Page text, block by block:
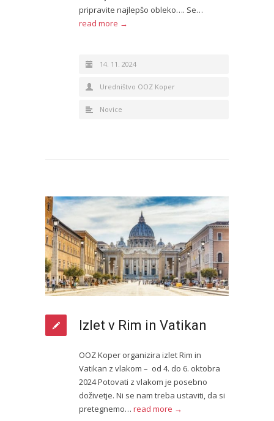
pripravite najlepšo obleko…. Se…
read more →
14. 11. 2024
Uredništvo OOZ Koper
Novice
Izlet v Rim in Vatikan
OOZ Koper organizira izlet Rim in
Vatikan z vlakom – od 4. do 6. oktobra
2024 Potovati z vlakom je posebno
doživetje. Ni se nam treba ustaviti, da si
pretegnemo… read more →